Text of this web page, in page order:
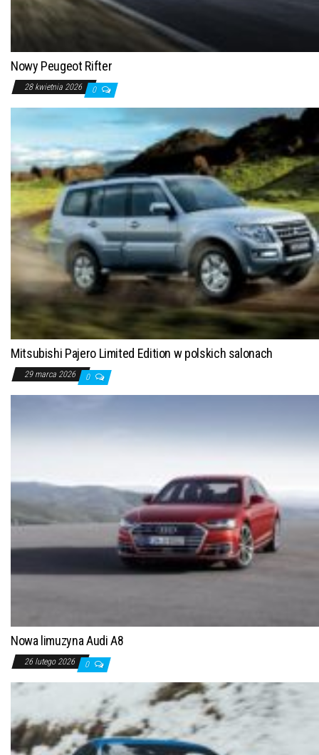
Nowy Peugeot Rifter
28 kwietnia 2026 0
Mitsubishi Pajero Limited Edition w polskich salonach
29 marca 2026 0
Nowa limuzyna Audi A8
26 lutego 2026 0